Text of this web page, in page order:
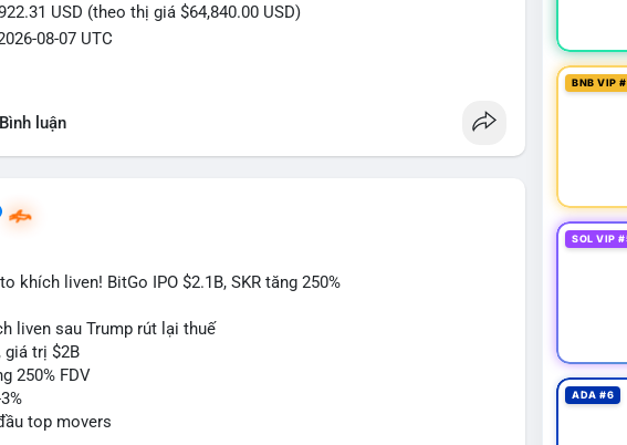
USD (theo thị giá $64,840.00 USD)
08-07 UTC
hơn 706 nghìn USD được thực hiện trong khung giờ thanh khoản
thấy chủ ví có chủ đích rõ ràng, không phải lệnh gấp. Quy mô này
bản: chuyển lên sàn để chuẩn bị bán khi giá chạm vùng kháng cự,
động tâm lý ngắn hạn, động thái này có thể là bước đệm cho một
giờ tới. Nhà đầu tư cần theo dõi dòng tiền tiếp theo từ địa chỉ
sát thêm xác nhận từ 1-2 khối trước khi hành động, tránh vào
BTC phá vỡ vùng $65,000 kèm khối lượng tăng, khả năng cá voi
lại, nếu giá sụt giảm nhanh, khả năng cao đây là động thái bán
#giaodichlon
Bình luận
khích liven! BitGo IPO $2.1B, SKR tăng 250%
liven sau Trump rút lại thuế
giá trị $2B
250% FDV
top movers
BNB VIP
SOL VIP
ADA #6